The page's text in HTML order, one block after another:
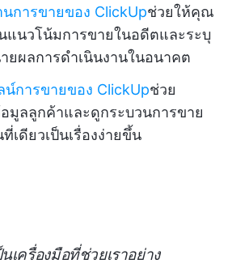
นการขายของ ClickUpช่วยให้คุณ
แนวโน้มการขายในอดีตและระบุ
ยผลการดำเนินงานในอนาคต
น์การขายของ ClickUpช่วย
มูลลูกค้าและดูกระบวนการขาย
เดียวเป็นเรื่องง่ายขึ้น
เครื่องมือที่ช่วยเราอย่าง